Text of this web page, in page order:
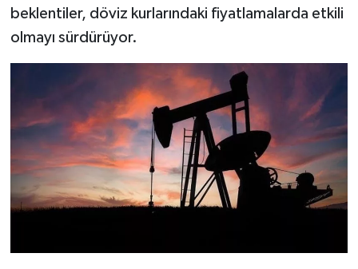
beklentiler, döviz kurlarındaki fiyatlamalarda etkili
olmayı sürdürüyor.